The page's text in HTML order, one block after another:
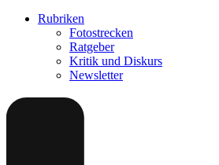
Rubriken
Fotostrecken
Ratgeber
Kritik und Diskurs
Newsletter